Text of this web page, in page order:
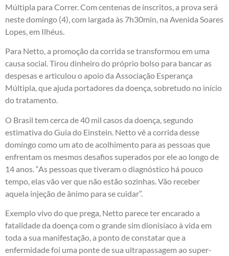
Múltipla para Correr. Com centenas de inscritos, a prova será
neste domingo (4), com largada às 7h30min, na Avenida Soares
Lopes, em Ilhéus.
Para Netto, a promoção da corrida se transformou em uma
causa social. Tirou dinheiro do próprio bolso para bancar as
despesas e articulou o apoio da Associação Esperança
Múltipla, que ajuda portadores da doença, sobretudo no início
do tratamento.
O Brasil tem cerca de 40 mil casos da doença, segundo
estimativa do Guia do Einstein. Netto vê a corrida desse
domingo como um ato de acolhimento para as pessoas que
enfrentam os mesmos desafios superados por ele ao longo de
14 anos. “As pessoas que tiveram o diagnóstico há pouco
tempo, elas vão ver que não estão sozinhas. Vão receber
aquela injeção de ânimo para se cuidar”.
Exemplo vivo do que prega, Netto parece ter encarado a
fatalidade da doença com o grande sim dionisíaco à vida em
toda a sua manifestação, a ponto de constatar que a
enfermidade foi uma ponte de sua ultrapassagem ao super-